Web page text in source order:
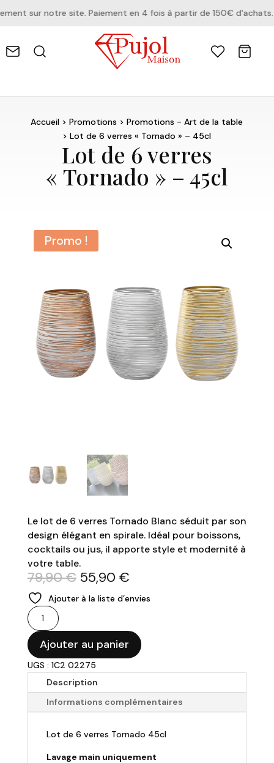
sur notre site. Paiement en 4 fois à partir de 150€ d'achats.
Accueil >Promotions >Promotions - Art de la table
> Lot de 6 verres « Tornado » – 45cl
Lot de 6 verres
« Tornado » – 45cl
Promo !
Le lot de 6 verres Tornado Blanc séduit par son
design élégant en spirale. Idéal pour boissons,
cocktails ou jus, il apporte style et modernité à
votre table.
79,90€ Le
prix
initial
79,90 €.
55,90 €Le
prix
actuel
55,90 €.
Ajouter à la liste d’envies
quantité
de
Lot
de
6
verres
"Tornado"
-
Ajouter au panier
UGS : 1C2 02275
Description
Informations complémentaires
Lot de 6 verres Tornado 45cl
Lavage main uniquement